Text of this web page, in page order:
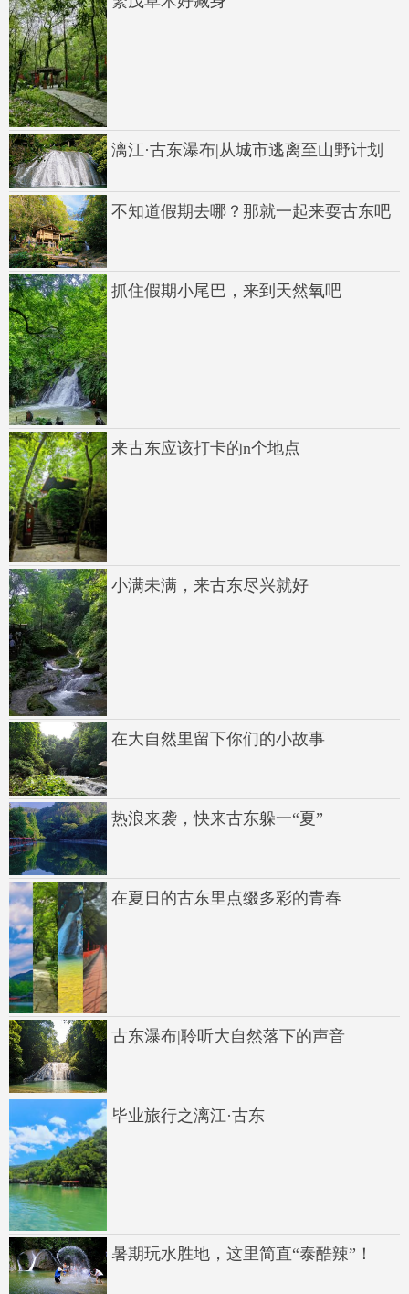
漓江·古东瀑布|从城市逃离至山野计划
不知道假期去哪？那就一起来耍古东吧
抓住假期小尾巴，来到天然氧吧
来古东应该打卡的n个地点
小满未满，来古东尽兴就好
在大自然里留下你们的小故事
热浪来袭，快来古东躲一“夏”
在夏日的古东里点缀多彩的青春
古东瀑布|聆听大自然落下的声音
毕业旅行之漓江·古东
暑期玩水胜地，这里简直“泰酷辣”！